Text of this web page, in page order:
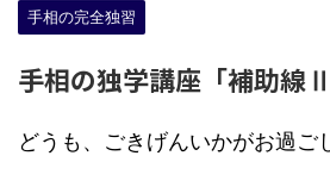
手相の完全独習
手相の独学講座「補助線Ⅱ
どうも、ごきげんいかがお過ご